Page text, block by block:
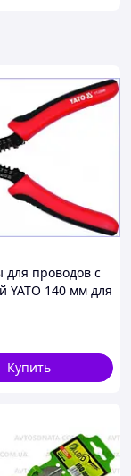
для проводов с
YATO 140 мм для
до 3 мм
Купить